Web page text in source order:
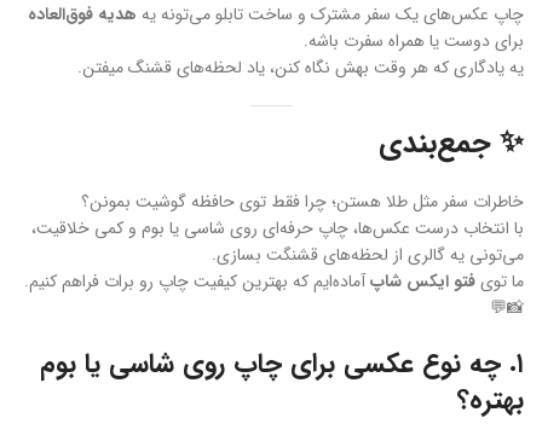
چاپ عکس‌های یک سفر مشترک و ساخت تابلو می‌تونه یه هدیه فوق‌العاده
برای دوست یا همراه سفرت باشه.
یه یادگاری که هر وقت بهش نگاه کنن، یاد لحظه‌های قشنگ میفتن.
✨ جمع‌بندی
خاطرات سفر مثل طلا هستن؛ چرا فقط توی حافظه گوشیت بمونن؟
با انتخاب درست عکس‌ها، چاپ حرفه‌ای روی شاسی یا بوم و کمی خلاقیت،
می‌تونی یه گالری از لحظه‌های قشنگت بسازی.
ما تویفتو ایکس شاپآماده‌ایم که بهترین کیفیت چاپ رو برات فراهم کنیم.
📸💬
۱. چه نوع عکسی برای چاپ روی شاسی یا بوم
بهتره؟